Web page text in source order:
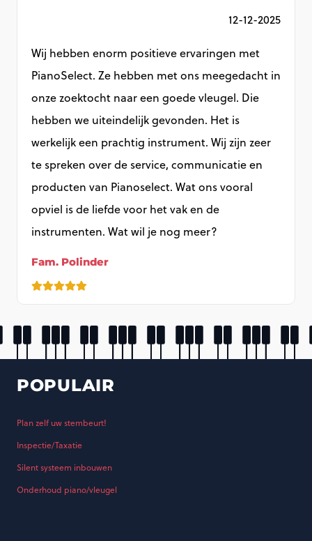
12-12-2025
Wij hebben enorm positieve ervaringen met
PianoSelect. Ze hebben met ons meegedacht in
onze zoektocht naar een goede vleugel. Die
hebben we uiteindelijk gevonden. Het is
werkelijk een prachtig instrument. Wij zijn zeer
te spreken over de service, communicatie en
producten van Pianoselect. Wat ons vooral
opviel is de liefde voor het vak en de
instrumenten. Wat wil je nog meer?
Fam. Polinder
POPULAIR
Plan zelf uw stembeurt!
Inspectie/Taxatie
Silent systeem inbouwen
Onderhoud piano/vleugel